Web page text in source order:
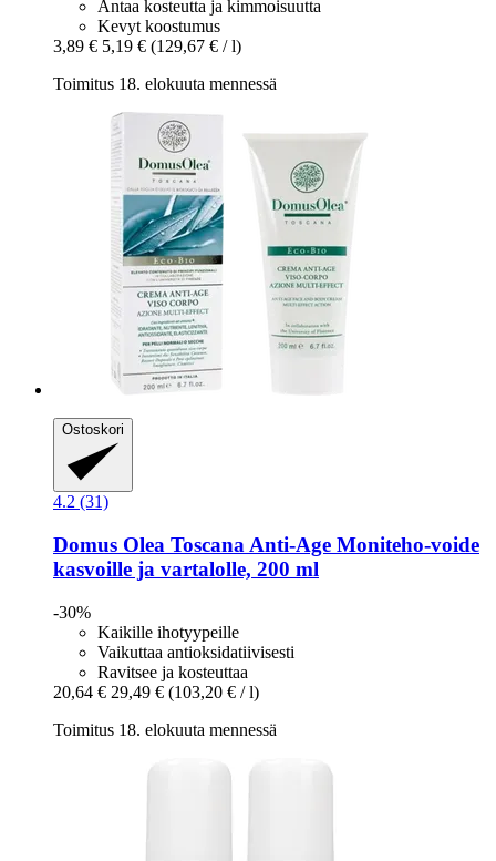
Antaa kosteutta ja kimmoisuutta
Kevyt koostumus
3,89 € 5,19 € (129,67 € / l)
Toimitus 18. elokuuta mennessä
Ostoskori
4.2 (31)
Domus Olea Toscana Anti-​Age Moniteho-​voide
kasvoille ja vartalolle, 200 ml
-30%
Kaikille ihotyypeille
Vaikuttaa antioksidatiivisesti
Ravitsee ja kosteuttaa
20,64 € 29,49 € (103,20 € / l)
Toimitus 18. elokuuta mennessä